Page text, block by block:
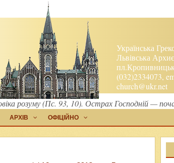
Українська
Львівська
(032)2334073,
church@ukr.net
розуму (Пс. 93, 10). Острах Господній —
АРХІВ ОФІЦІЙНО